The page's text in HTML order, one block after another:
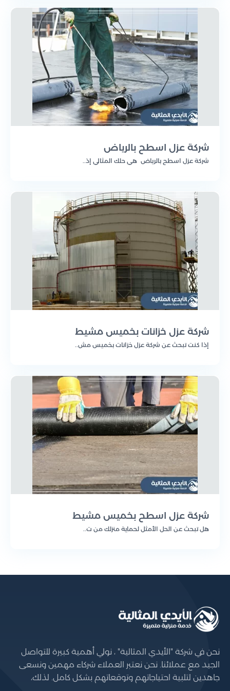
شركة عزل اسطح بالرياض
شركة عزل اسطح بالرياض هي حلك المثالي إذ..
شركة عزل خزانات بخميس مشيط
إذا كنت تبحث عن شركة عزل خزانات بخميس مش..
شركة عزل اسطح بخميس مشيط
هل تبحث عن الحل الأمثل لحماية منزلك من ت..
نحن في شركة "الأيدي المثالية" ، نولي أهمية كبيرة للتواصل
الجيد مع عملائنا. نحن نعتبر العملاء شركاء مهمين ونسعى
جاهدين لتلبية احتياجاتهم وتوقعاتهم بشكل كامل. لذلك،